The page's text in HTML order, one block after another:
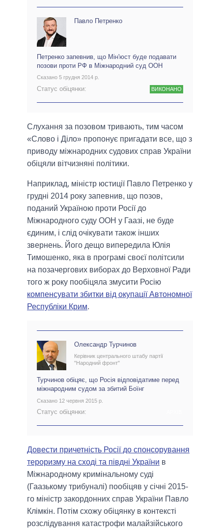
Павло Петренко
Петренко запевнив, що Мін'юст буде подавати
позови проти РФ в Міжнародний суд ООН
Сказано 5 грудня 2014 р.
Статус обіцянки: ВИКОНАНО
Слухання за позовом тривають, тим часом
«Слово і Діло» пропонує пригадати все, що з
приводу міжнародних судових справ України
обіцяли вітчизняні політики.
Наприклад, міністр юстиції Павло Петренко у
грудні 2014 року запевнив, що позов,
поданий Україною проти Росії до
Міжнародного суду ООН у Гаазі, не буде
єдиним, і слід очікувати також інших
звернень. Його дещо випередила Юлія
Тимошенко, яка в програмі своєї політсили
на позачергових виборах до Верховної Ради
того ж року пообіцяла змусити Росію
компенсувати збитки від окупації Автономної
Республіки Крим.
Олександр Турчинов
Керівник центрального штабу партії
"Народний фронт"
Турчинов обіцяє, що Росія відповідатиме перед
міжнародним судом за збитий Боїнг
Сказано 12 червня 2015 р.
Статус обіцянки:
Довести причетність Росії до спонсорування
тероризму на сході та півдні України в
Міжнародному кримінальному суді
(Гаазькому трибуналі) пообіцяв у січні 2015-
го міністр закордонних справ України Павло
Клімкін. Потім схожу обіцянку в контексті
розслідування катастрофи малайзійського